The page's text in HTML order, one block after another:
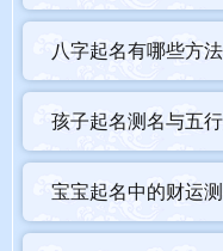
八字起名有哪些方
孩子起名测名与五
宝宝起名中的财运